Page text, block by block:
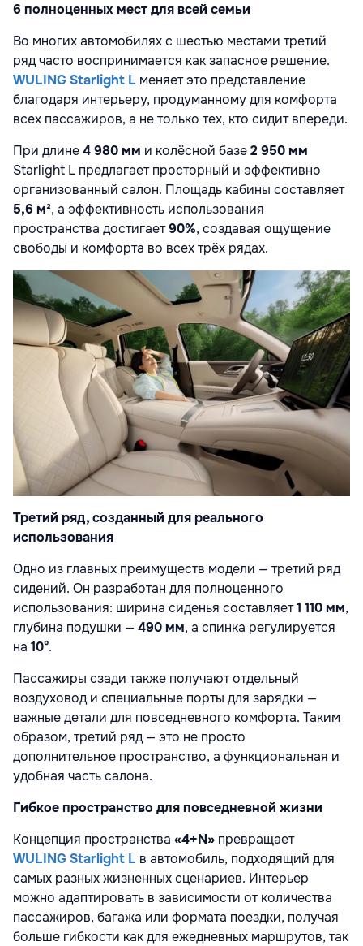
6 полноценных мест для всей семьи
Во многих автомобилях с шестью местами третий
ряд часто воспринимается как запасное решение.
WULING Starlight L меняет это представление
благодаря интерьеру, продуманному для комфорта
всех пассажиров, а не только тех, кто сидит впереди.
При длине4 980 мм и колёсной базе2 950 мм
Starlight L предлагает просторный и эффективно
организованный салон. Площадь кабины составляет
5,6 м², а эффективность использования
пространства достигает90%, создавая ощущение
свободы и комфорта во всех трёх рядах.
Третий ряд, созданный для реального
использования
Одно из главных преимуществ модели — третий ряд
сидений. Он разработан для полноценного
использования: ширина сиденья составляет1 110 мм,
глубина подушки — 490 мм, а спинка регулируется
на 10°.
Пассажиры сзади также получают отдельный
воздуховод и специальные порты для зарядки —
важные детали для повседневного комфорта. Таким
образом, третий ряд — это не просто
дополнительное пространство, а функциональная и
удобная часть салона.
Гибкое пространство для повседневной жизни
Концепция пространства «4+N» превращает
WULING Starlight L в автомобиль, подходящий для
самых разных жизненных сценариев. Интерьер
можно адаптировать в зависимости от количества
пассажиров, багажа или формата поездки, получая
больше гибкости как для ежедневных маршрутов, так